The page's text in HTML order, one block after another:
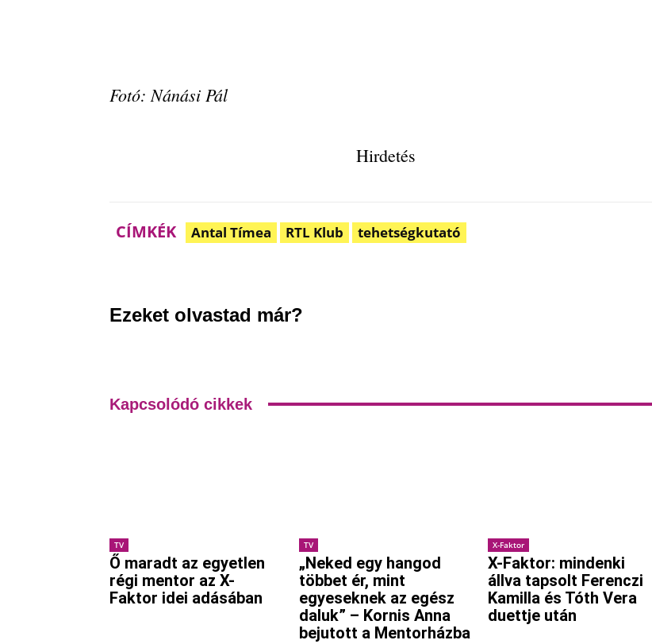
Fotó: Nánási Pál
Hirdetés
CÍMKÉK Antal Tímea RTL Klub tehetségkutató
Ezeket olvastad már?
Kapcsolódó cikkek
TV
Ő maradt az egyetlen
régi mentor az X-
Faktor idei adásában
TV
„Neked egy hangod
többet ér, mint
egyeseknek az egész
daluk” – Kornis Anna
bejutott a Mentorházba
X-Faktor
X-Faktor: mindenki
állva tapsolt Ferenczi
Kamilla és Tóth Vera
duettje után